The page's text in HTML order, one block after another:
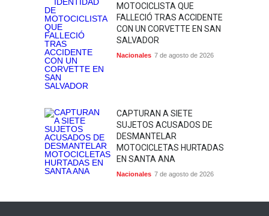
MOTOCICLISTA QUE
FALLECIÓ TRAS ACCIDENTE
CON UN CORVETTE EN SAN
SALVADOR
Nacionales 7 de agosto de 2026
CAPTURAN A SIETE
SUJETOS ACUSADOS DE
DESMANTELAR
MOTOCICLETAS HURTADAS
EN SANTA ANA
Nacionales 7 de agosto de 2026